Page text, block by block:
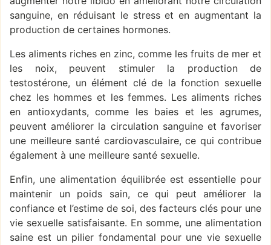
sanguine, en réduisant le stress et en augmentant la
production de certaines hormones.
Les aliments riches en zinc, comme les fruits de mer et
les noix, peuvent stimuler la production de
testostérone, un élément clé de la fonction sexuelle
chez les hommes et les femmes. Les aliments riches
en antioxydants, comme les baies et les agrumes,
peuvent améliorer la circulation sanguine et favoriser
une meilleure santé cardiovasculaire, ce qui contribue
également à une meilleure santé sexuelle.
Enfin, une alimentation équilibrée est essentielle pour
maintenir un poids sain, ce qui peut améliorer la
confiance et l’estime de soi, des facteurs clés pour une
vie sexuelle satisfaisante. En somme, une alimentation
saine est un pilier fondamental pour une vie sexuelle